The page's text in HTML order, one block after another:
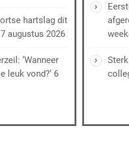
hartslag dit
7 augustus 2026
‘Wanneer
leuk vond?’ 6